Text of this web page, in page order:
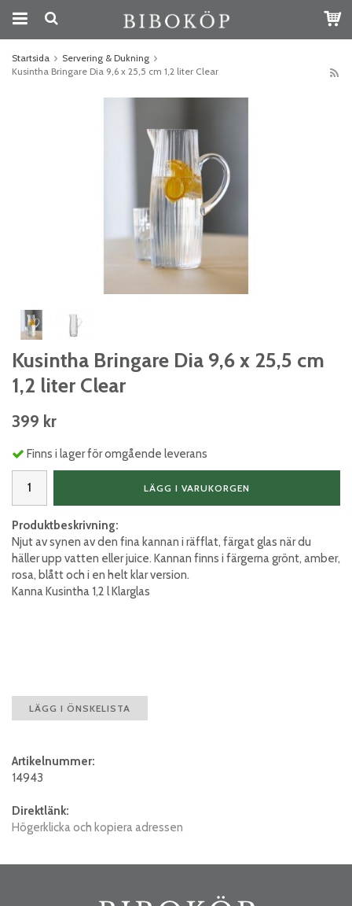
Startsida
Servering & Dukning
Kusintha Bringare Dia 9,6 x 25,5 cm 1,2 liter Clear
Kusintha Bringare Dia 9,6 x 25,5 cm
1,2 liter Clear
399 kr
Finns i lager för omgående leverans
LÄGG I VARUKORGEN
Produktbeskrivning:
Njut av synen av den fina kannan i räfflat, färgat glas när du
häller upp vatten eller juice. Kannan finns i färgerna grönt, amber,
rosa, blått och i en helt klar version.
Kanna Kusintha 1,2 l Klarglas
LÄGG I ÖNSKELISTA
Artikelnummer:
14943
Direktlänk:
Högerklicka och kopiera adressen